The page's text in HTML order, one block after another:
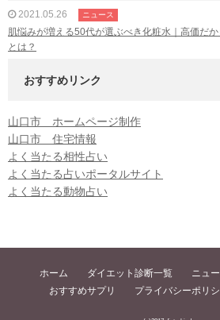
2021.05.26 ニュース
肌悩みが増える50代が選ぶべき化粧水｜高価だ
とは？
おすすめリンク
山口市 ホームページ制作
山口市 住宅情報
よく当たる相性占い
よく当たる占いポータルサイト
よく当たる動物占い
ホーム ダイエット診断一覧
ニュ
おすすめサプリ
プライバシーポリ